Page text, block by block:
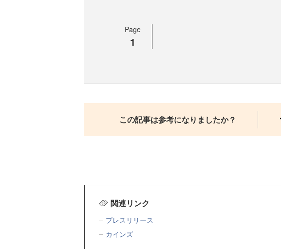
Page
1
この記事は参考になりましたか？
関連リンク
プレスリリース
カインズ